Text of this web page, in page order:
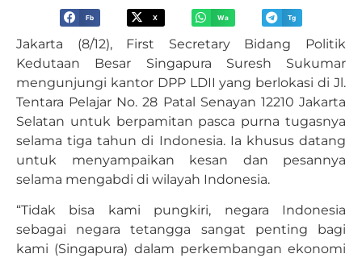
Fb X Wa Tg
Jakarta (8/12), First Secretary Bidang Politik
Kedutaan Besar Singapura Suresh Sukumar
mengunjungi kantor DPP LDII yang berlokasi di Jl.
Tentara Pelajar No. 28 Patal Senayan 12210 Jakarta
Selatan untuk berpamitan pasca purna tugasnya
selama tiga tahun di Indonesia. Ia khusus datang
untuk menyampaikan kesan dan pesannya
selama mengabdi di wilayah Indonesia.
“Tidak bisa kami pungkiri, negara Indonesia
sebagai negara tetangga sangat penting bagi
kami (Singapura) dalam perkembangan ekonomi